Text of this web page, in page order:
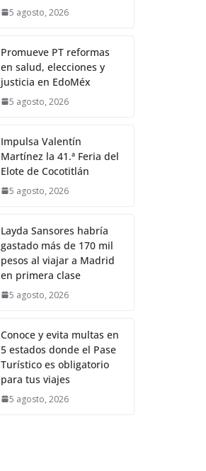
5 agosto, 2026
Promueve PT reformas
en salud, elecciones y
justicia en EdoMéx
5 agosto, 2026
Impulsa Valentín
Martínez la 41.ª Feria del
Elote de Cocotitlán
5 agosto, 2026
Layda Sansores habría
gastado más de 170 mil
pesos al viajar a Madrid
en primera clase
5 agosto, 2026
Conoce y evita multas en
5 estados donde el Pase
Turístico es obligatorio
para tus viajes
5 agosto, 2026